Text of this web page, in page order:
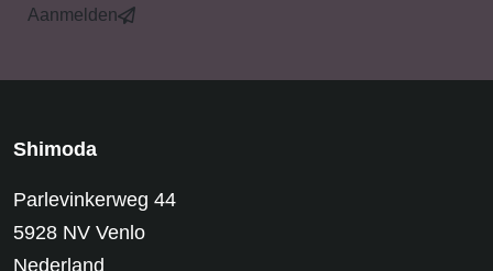
Aanmelden
Shimoda
Parlevinkerweg 44
5928 NV Venlo
Nederland